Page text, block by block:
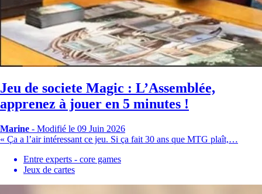
Jeu de societe Magic : L’Assemblée,
apprenez à jouer en 5 minutes !
Marine - Modifié le 09 Juin 2026
« Ça a l’air intéressant ce jeu. Si ça fait 30 ans que MTG plaît,…
Entre experts - core games
Jeux de cartes